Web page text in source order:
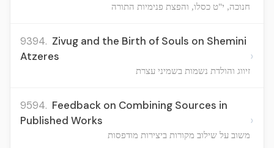
חנוכה, י"ט כסלו, והפצת פנימיות התורה
9394. Zivug and the Birth of Souls on Shemini
Atzeres
זיווג והולדת נשמות בשמיני עצרת
›
9594. Feedback on Combining Sources in
Published Works
משוב על שילוב מקורות ביצירות מודפסות
›